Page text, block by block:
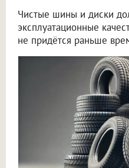
Чистые шины и диски
эксплуатационные
не придётся раньше